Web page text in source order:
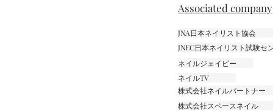
Associated company
JNA日本ネイリスト協会
JNEC日本ネイリスト試験
ネイルジェイピー
ネイルTV
株式会社ネイルパートナー
株式会社スペースネイル